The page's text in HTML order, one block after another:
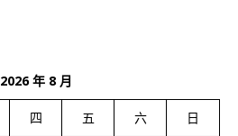
2026 年 8 月
四 五 六 日